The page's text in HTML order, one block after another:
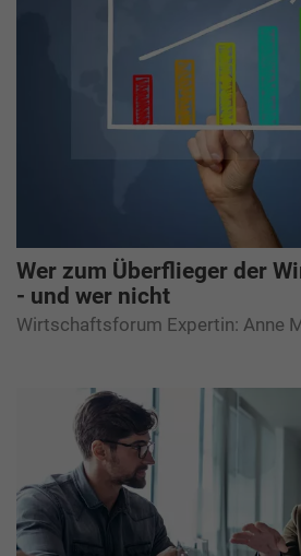
Wer zum Überflieger der
- und wer nicht
Wirtschaftsforum Expertin: Anne